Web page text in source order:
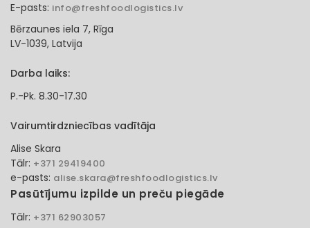
E-pasts: info@freshfoodlogistics.lv
Bērzaunes iela 7, Rīga
LV-1039, Latvija
Darba laiks:
P.-Pk. 8.30-17.30
Vairumtirdzniecības vadītāja
Alise Skara
Tālr: +371 29419400
e-pasts: alise.skara@freshfoodlogistics.lv
Pasūtījumu izpilde un preču piegāde
Tālr: +371 62903057